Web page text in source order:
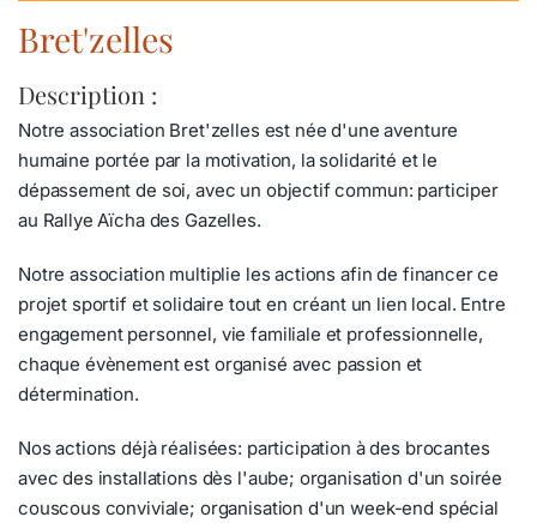
Bret'zelles
Description :
Notre association Bret'zelles est née d'une aventure
humaine portée par la motivation, la solidarité et le
dépassement de soi, avec un objectif commun: participer
au Rallye Aïcha des Gazelles.
Notre association multiplie les actions afin de financer ce
projet sportif et solidaire tout en créant un lien local. Entre
engagement personnel, vie familiale et professionnelle,
chaque évènement est organisé avec passion et
détermination.
Nos actions déjà réalisées: participation à des brocantes
avec des installations dès l'aube; organisation d'un soirée
couscous conviviale; organisation d'un week-end spécial